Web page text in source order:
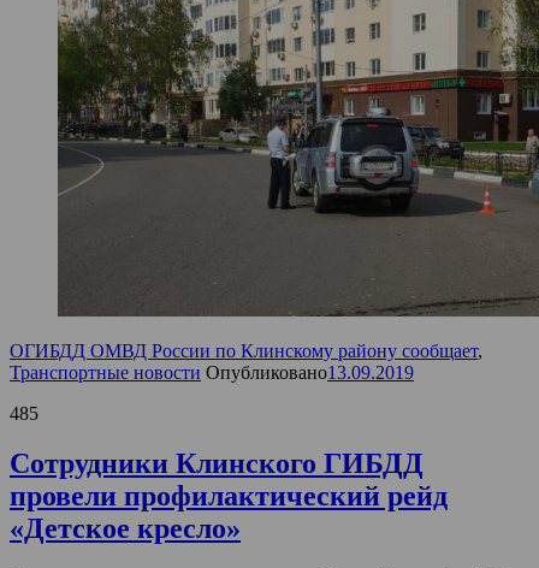
ОГИБДД ОМВД России по Клинскому району сообщает,
Транспортные новости Опубликовано13.09.2019
485
Сотрудники Клинского ГИБДД
провели профилактический рейд
«Детское кресло»